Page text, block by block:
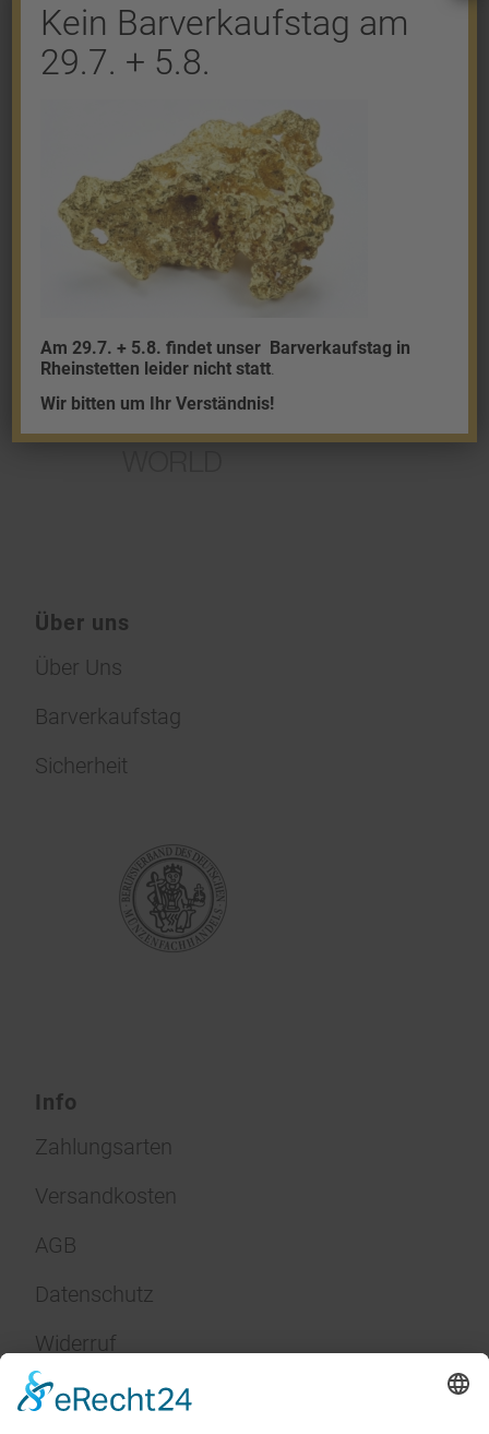
Shop
Palladium
Platin
Über uns
Über Uns
Barverkaufstag
Sicherheit
Info
Zahlungsarten
Versandkosten
AGB
Datenschutz
Widerruf
Impressum
Kein Barverkaufstag am
29.7. + 5.8.
Am 29.7. + 5.8. findet unser Barverkaufstag in
Rheinstetten leider nicht statt
Wir bitten um Ihr Verständnis!